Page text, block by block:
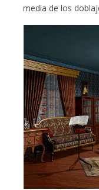
media de los